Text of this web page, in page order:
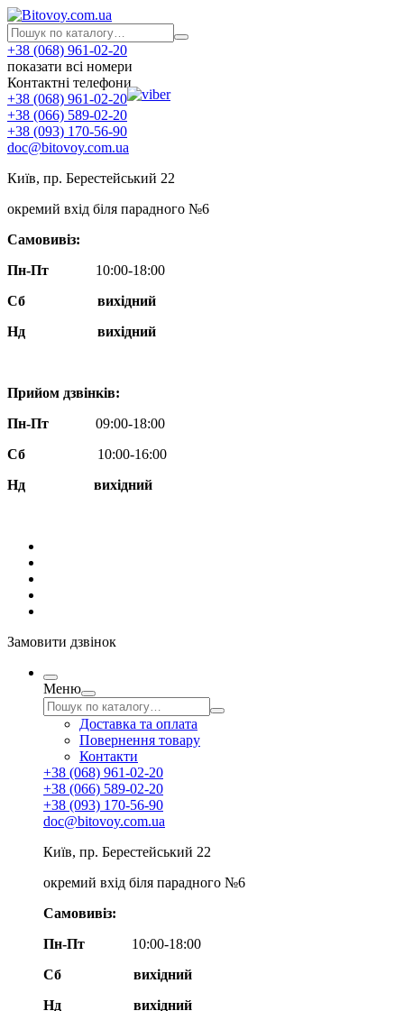
+38 (068) 961-02-20
показати всі номери
Контактні телефони
+38 (068) 961-02-20
+38 (066) 589-02-20
+38 (093) 170-56-90
doc@bitovoy.com.ua
Київ, пр. Берестейський 22
окремий вхід біля парадного №6
Самовивіз:
Пн-Пт
10:00-18:00
Сб
вихідний
Нд
вихідний
Прийом дзвінків:
Пн-Пт
09:00-18:00
Сб
10:00-16:00
Нд вихідний
Замовити дзвінок
Меню
Доставка та оплата
Повернення товару
Контакти
+38 (068) 961-02-20
+38 (066) 589-02-20
+38 (093) 170-56-90
doc@bitovoy.com.ua
Київ, пр. Берестейський 22
окремий вхід біля парадного №6
Самовивіз:
Пн-Пт
10:00-18:00
Сб
вихідний
Нд
вихідний